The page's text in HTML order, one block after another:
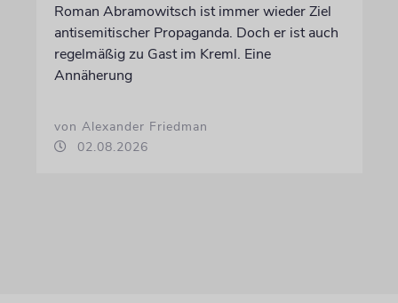
Roman Abramowitsch ist immer wieder Ziel
antisemitischer Propaganda. Doch er ist auch
regelmäßig zu Gast im Kreml. Eine
Annäherung
von Alexander Friedman
02.08.2026